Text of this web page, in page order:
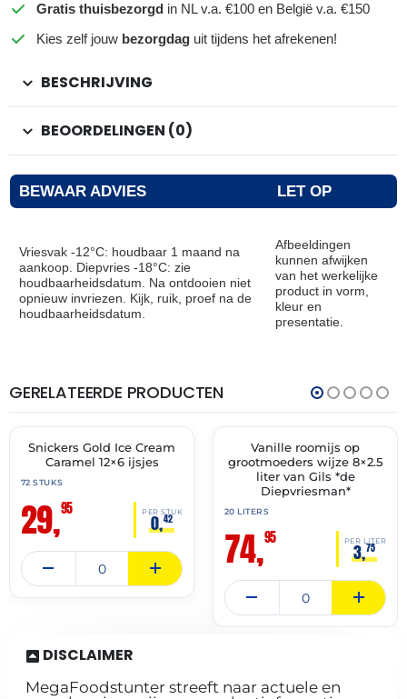
Gratis thuisbezorgd in NL v.a. €100 en België v.a. €150
Kies zelf jouw bezorgdag uit tijdens het afrekenen!
BESCHRIJVING
BEOORDELINGEN (0)
BEWAAR ADVIES LET OP
Vriesvak -12°C: houdbaar 1 maand na
aankoop. Diepvries -18°C: zie
houdbaarheidsdatum. Na ontdooien niet
opnieuw invriezen. Kijk, ruik, proef na de
houdbaarheidsdatum.
Afbeeldingen
kunnen afwijken
van het werkelijke
product in vorm,
kleur en
presentatie.
GERELATEERDE PRODUCTEN
🔥 OP=OP
THT:
31-
Snickers Gold Ice Cream
Caramel 12×6 ijsjes
72 STUKS
29,95 PER STUK
0,42
✓ VAST ASSORTIMENT
Vanille roomijs op
grootmoeders wijze 8×2.5
liter van Gils *de
Diepvriesman*
20 LITERS
74,95 PER LITER
3,75
DISCLAIMER
MegaFoodstunter streeft naar actuele en